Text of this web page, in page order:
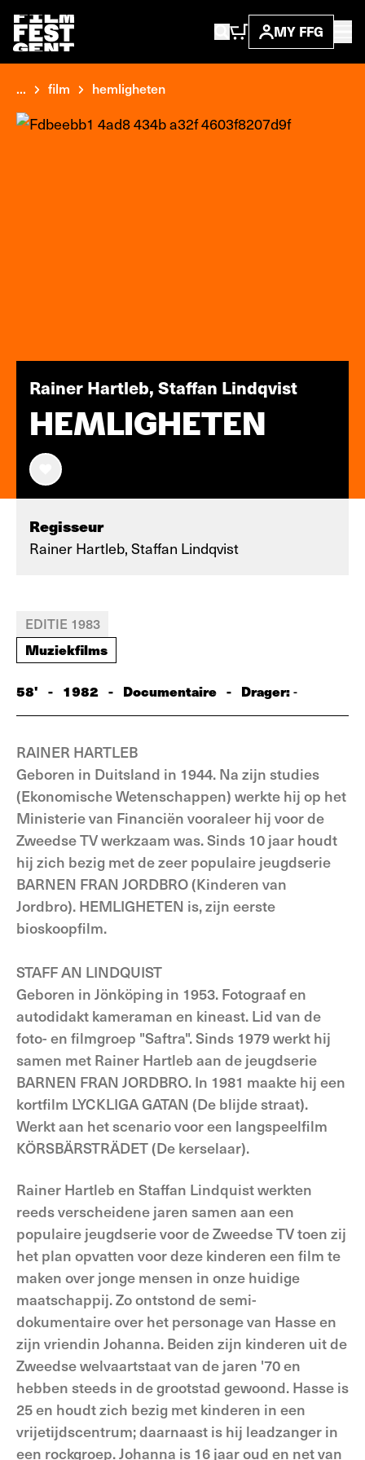
MY FFG
... film hemligheten
Rainer Hartleb, Staffan Lindqvist
HEMLIGHETEN
Regisseur
Rainer Hartleb, Staffan Lindqvist
EDITIE 1983
Muziekfilms
58' - 1982 - Documentaire - Drager:-
RAINER HARTLEB
Geboren in Duitsland in 1944. Na zijn studies
(Ekonomische Wetenschappen) werkte hij op het
Ministerie van Financiën vooraleer hij voor de
Zweedse TV werkzaam was. Sinds 10 jaar houdt
hij zich bezig met de zeer populaire jeugdserie
BARNEN FRAN JORDBRO (Kinderen van
Jordbro). HEMLIGHETEN is, zijn eerste
bioskoopfilm.
STAFF AN LINDQUIST
Geboren in Jönköping in 1953. Fotograaf en
autodidakt kameraman en kineast. Lid van de
foto- en filmgroep "Saftra". Sinds 1979 werkt hij
samen met Rainer Hartleb aan de jeugdserie
BARNEN FRAN JORDBRO. In 1981 maakte hij een
kortfilm LYCKLIGA GATAN (De blijde straat).
Werkt aan het scenario voor een langspeelfilm
KÖRSBÄRSTRÄDET (De kerselaar).
Rainer Hartleb en Staffan Lindquist werkten
reeds verscheidene jaren samen aan een
populaire jeugdserie voor de Zweedse TV toen zij
het plan opvatten voor deze kinderen een film te
maken over jonge mensen in onze huidige
maatschappij. Zo ontstond de semi-
dokumentaire over het personage van Hasse en
zijn vriendin Johanna. Beiden zijn kinderen uit de
Zweedse welvaartstaat van de jaren '70 en
hebben steeds in de grootstad gewoond. Hasse is
25 en houdt zich bezig met kinderen in een
vrijetijdscentrum; daarnaast is hij leadzanger in
een rockgroep. Johanna is 16 jaar oud en net van